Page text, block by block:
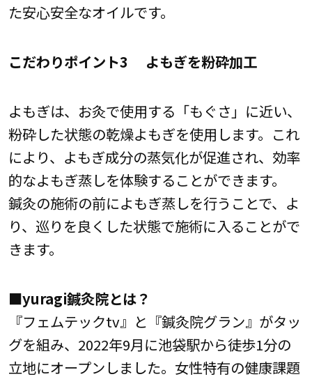
た安心安全なオイルです。
こだわりポイント3 よもぎを粉砕加工
よもぎは、お灸で使用する「もぐさ」に近い、
粉砕した状態の乾燥よもぎを使用します。これ
により、よもぎ成分の蒸気化が促進され、効率
的なよもぎ蒸しを体験することができます。
鍼灸の施術の前によもぎ蒸しを行うことで、よ
り、巡りを良くした状態で施術に入ることがで
きます。
■yuragi鍼灸院とは？
『フェムテックtv』と『鍼灸院グラン』がタッ
グを組み、2022年9月に池袋駅から徒歩1分の
立地にオープンしました。女性特有の健康課題